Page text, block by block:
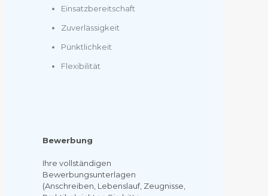
Einsatzbereitschaft
Zuverlässigkeit
Pünktlichkeit
Flexibilität
Bewerbung
Ihre vollständigen
Bewerbungsunterlagen
(Anschreiben, Lebenslauf, Zeugnisse,